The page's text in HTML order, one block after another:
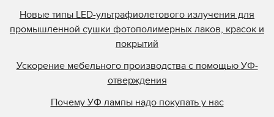
Новые типы LED-ультрафиолетового излучения для
промышленной сушки фотополимерных лаков, красок и
покрытий
Ускорение мебельного производства с помощью УФ-
отверждения
Почему УФ лампы надо покупать у нас